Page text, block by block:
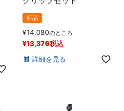
新品
¥14,080のところ
¥13,376税込
詳細を見る